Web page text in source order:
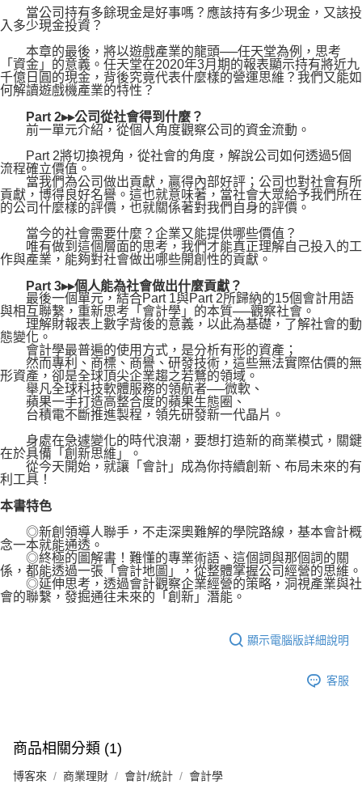
當公司持有多餘現金是好事嗎？應該持有多少現金，又該投
入多少現金投資？
本章的最後，將以遊戲產業的龍頭──任天堂為例，思考
「資金」的意義。任天堂在2020年3月期的報表顯示持有將近九
千億日圓的現金，背後究竟代表什麼樣的營運思維？我們又能如
何解讀遊戲機產業的特性？
Part 2▸▸公司從社會得到什麼？
前一單元介紹，從個人角度觀察公司的資金流動。
Part 2將切換視角，從社會的角度，解說公司如何透過5個
流程確立價值。
當我們為公司做出貢獻，贏得內部好評；公司也對社會有所
貢獻，博得良好名譽。這也就意味著，當社會大眾給予我們所在
的公司什麼樣的評價，也就關係著對我們自身的評價。
當今的社會需要什麼？企業又能提供哪些價值？
唯有做到這個層面的思考，我們才能真正理解自己投入的工
作與產業，能夠對社會做出哪些開創性的貢獻。
Part 3▸▸個人能為社會做出什麼貢獻？
最後一個單元，結合Part 1與Part 2所歸納的15個會計用語
與相互聯繫，重新思考「會計學」的本質──觀察社會。
理解財報表上數字背後的意義，以此為基礎，了解社會的動
態變化。
會計學最普遍的使用方式，是分析有形的資產；
然而專利、商標、商譽、研發技術，這些無法實際估價的無
形資產，卻是全球頂尖企業趨之若鶩的領域。
舉凡全球科技軟體服務的領航者──微軟、
蘋果一手打造高整合度的蘋果生態圈、
台積電不斷推進製程，領先研發新一代晶片。
身處在急遽變化的時代浪潮，要想打造新的商業模式，關鍵
在於具備「創新思維」。
從今天開始，就讓「會計」成為你持續創新、布局未來的有
利工具！
本書特色
◎新創領導人聯手，不走深奧難解的學院路線，基本會計概
念一本就能通透。
◎終極的圖解書！難懂的專業術語、這個詞與那個詞的關
係，都能透過一張「會計地圖」，從整體掌握公司經營的思維。
◎延伸思考，透過會計觀察企業經營的策略，洞視產業與社
會的聯繫，發掘通往未來的「創新」潛能。
顯示電腦版詳細說明
客服
商品相關分類 (1)
博客來 商業理財 會計/統計 會計學